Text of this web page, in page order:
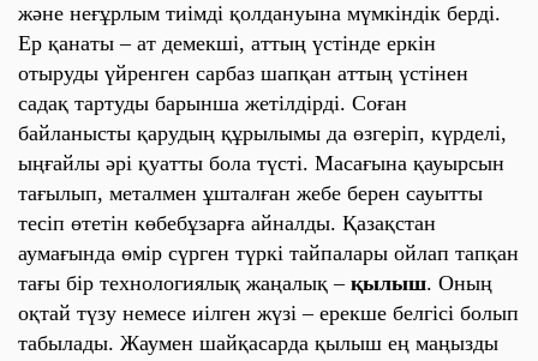
жəне неғұрлым тиімді қолдануына мүмкіндік берді.
Ер қанаты – ат демекші, аттың үстінде еркін
отыруды үйренген сарбаз шапқан аттың үстінен
садақ тартуды барынша жетілдірді. Соған
байланысты қарудың құрылымы да өзгеріп, күрделі,
ыңғайлы əрі қуатты бола түсті. Масағына қауырсын
тағылып, металмен ұшталған жебе берен сауытты
тесіп өтетін көбебұзарға айналды. Қазақстан
аумағында өмір сүрген түркі тайпалары ойлап тапқан
тағы бір технологиялық жаңалық – қылыш. Оның
оқтай түзу немесе иілген жүзі – ерекше белгісі болып
табылады. Жаумен шайқасарда қылыш ең маңызды